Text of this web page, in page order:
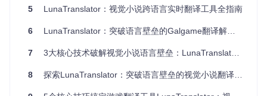
内存占用：22MB（32位游戏）/35MB（64位游戏）
OCR图像识别：突破无法HOOK场景的终极方案
当面对加壳保护或自定义渲染引擎的游戏时，OCR图像识别功
能成为文本捕获的可靠备选方案。LunaTranslator集成了多引
擎OCR处理管道，通过图像预处理（去噪、二值化、倾斜校
5 LunaTranslator：视觉小说跨语言实时翻译工具全指南
6 LunaTranslator：突破语言壁垒的Galgame翻译解决方案
7 3大核心技术破解视觉小说语言壁垒：LunaTranslator全场景应用指南
8 探索LunaTranslator：突破语言壁垒的视觉小说翻译全面指南